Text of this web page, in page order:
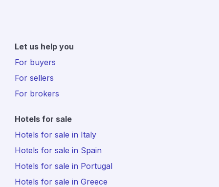
Let us help you
For buyers
For sellers
For brokers
Hotels for sale
Hotels for sale in Italy
Hotels for sale in Spain
Hotels for sale in Portugal
Hotels for sale in Greece